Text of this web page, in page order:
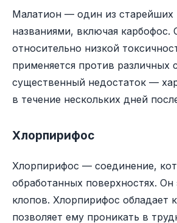
Малатион — один из старейших
названиями, включая
относительно низкой
применяется против различных
существенный недостаток —
в течение нескольких дней
Хлорпирифос
Хлорпирифос — соединение,
обработанных поверхностях.
клопов. Хлорпирифос
позволяет ему проникать в